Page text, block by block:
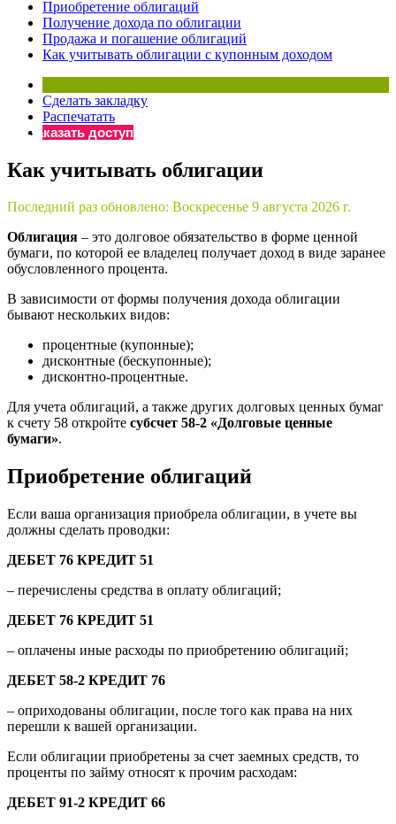
Бератор
«Практическая энциклопедия бухгалтера»
Материалы электронного журнала
«Нормативные акты для бухгалтера»
Материалы электронного журнала
«Практическая бухгалтерия»
Онлайн-сервисы «Учетная политика» и «Алгоритмы для
Просто заполните форму, и мы вышлем вам на почту
Приобретение облигаций
Получение дохода по облигации
Продажа и погашение облигаций
Как учитывать облигации с купонным доходом
Сделать закладку
Распечатать
Заказать доступ
Как учитывать облигации
Последний раз обновлено: Воскресенье 9 августа 2026 г.
Облигация – это долговое обязательство в форме ценной
бумаги, по которой ее владелец получает доход в виде заранее
обусловленного процента.
В зависимости от формы получения дохода облигации
бывают нескольких видов:
процентные (купонные);
дисконтные (бескупонные);
дисконтно-процентные.
Для учета облигаций, а также других долговых ценных бумаг
к счету 58 откройте субсчет 58-2 «Долговые ценные
бумаги».
Приобретение облигаций
Если ваша организация приобрела облигации, в учете вы
должны сделать проводки:
ДЕБЕТ 76 КРЕДИТ 51
– перечислены средства в оплату облигаций;
ДЕБЕТ 76 КРЕДИТ 51
– оплачены иные расходы по приобретению облигаций;
ДЕБЕТ 58-2 КРЕДИТ 76
– оприходованы облигации, после того как права на них
перешли к вашей организации.
Если облигации приобретены за счет заемных средств, то
проценты по займу относят к прочим расходам:
ДЕБЕТ 91-2 КРЕДИТ 66